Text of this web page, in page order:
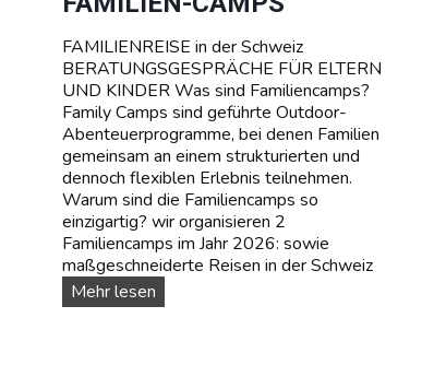
FAMILIENREISE in der Schweiz
BERATUNGSGESPRÄCHE FÜR ELTERN
UND KINDER Was sind Familiencamps?
Family Camps sind geführte Outdoor-
Abenteuerprogramme, bei denen Familien
gemeinsam an einem strukturierten und
dennoch flexiblen Erlebnis teilnehmen.
Warum sind die Familiencamps so
einzigartig? wir organisieren 2
Familiencamps im Jahr 2026: sowie
maßgeschneiderte Reisen in der Schweiz
Mehr lesenF
A